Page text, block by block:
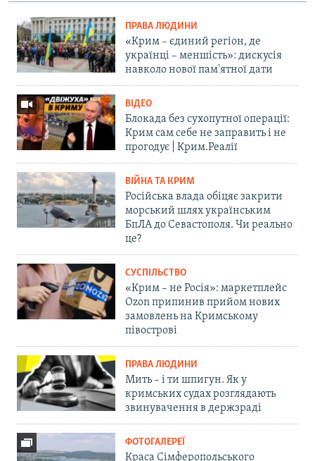
ПРАВА ЛЮДИНИ
«Крим – єдиний регіон, де
українці – меншість»: дискусія
навколо нової пам'ятної дати
ВІДЕО
Блокада без сухопутної операції:
Крим сам себе не заправить і не
прогодує | Крим.Реалії
ВІЙНА ТА КРИМ
Російська влада обіцяє закрити
морський шлях українським
БпЛА до Севастополя. Чи реально
це?
СУСПІЛЬСТВО
«Крим – не Росія»: маркетплейс
Ozon припинив прийом нових
замовлень на Кримському
півострові
ПРАВА ЛЮДИНИ
Мить – і ти шпигун. Як у
кримських судах розглядають
звинувачення в держзраді
ФОТОГАЛЕРЕЇ
Краса Сімферопольського